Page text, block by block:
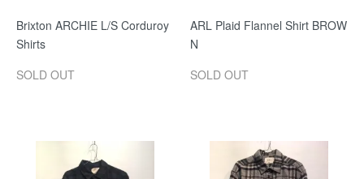
Brixton ARCHIE L/S Corduroy
Shirts
SOLD OUT
ARL Plaid Flannel Shirt BROW
N
SOLD OUT